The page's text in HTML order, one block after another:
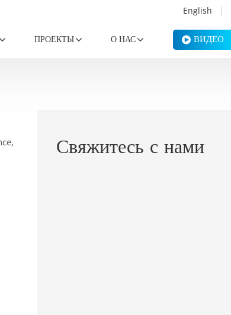
English
ПРОЕКТЫ О НАС ВИДЕО
Свяжитесь с нами